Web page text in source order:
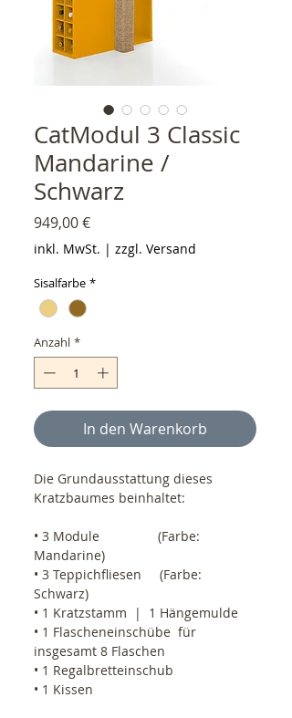
CatModul 3 Classic
Mandarine /
Schwarz
949,00 €Preis
inkl. MwSt. | zzgl. Versand
Sisalfarbe *
Anzahl *
In den Warenkorb
Die Grundausstattung dieses
Kratzbaumes beinhaltet:
• 3 Module                (Farbe:
Mandarine)
• 3 Teppichfliesen     (Farbe:
Schwarz)
• 1 Kratzstamm  |  1 Hängemulde
• 1 Flascheneinschübe  für
insgesamt 8 Flaschen
• 1 Regalbretteinschub
• 1 Kissen